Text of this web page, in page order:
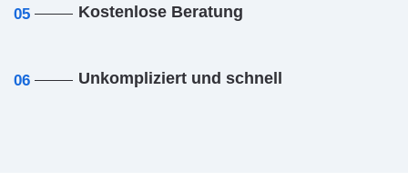
05 Kostenlose Beratung
06 Unkompliziert und schnell